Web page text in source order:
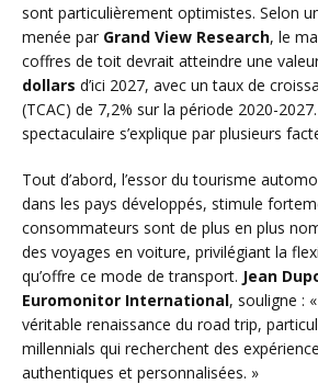
sont particulièrement optimistes. Selon
menée par Grand View Research, le
coffres de toit devrait atteindre une
dollars d’ici 2027, avec un taux de
(TCAC) de 7,2% sur la période 2020-
spectaculaire s’explique par plusieurs
Tout d’abord, l’essor du tourisme
dans les pays développés, stimule
consommateurs sont de plus en plus
des voyages en voiture, privilégiant la
qu’offre ce mode de transport. Jean
Euromonitor International, souligne :
véritable renaissance du road trip,
millennials qui recherchent des
authentiques et personnalisées. »